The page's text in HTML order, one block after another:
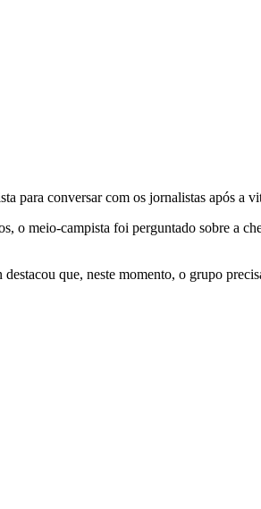
para conversar com os jornalistas após
o meio-campista foi perguntado sobre a
que, neste momento, o grupo